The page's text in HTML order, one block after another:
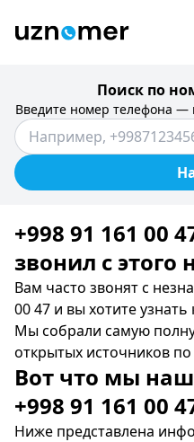
Поиск по
Введите номер телефона
+998 91 161 00
звонил c этого
Вам часто звонят с
00 47 и вы хотите узнать
Мы собрали самую
открытых источников
Вот что мы
+998 91 161 00
Ниже представлена